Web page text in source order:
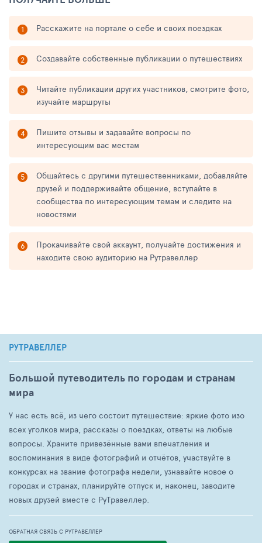
Расскажите на портале о себе и своих поездках
Создавайте собственные публикации о путешествиях
Читайте публикации других участников, смотрите фото,
изучайте маршруты
Пишите отзывы и задавайте вопросы по
интересующим вас местам
Общайтесь с другими путешественниками, добавляйте
друзей и поддерживайте общение, вступайте в
сообщества по интересующим темам и следите на
новостями
Прокачивайте свой аккаунт, получайте достижения и
находите свою аудиторию на Рутравеллер
РУТРАВЕЛЛЕР
Большой путеводитель по городам и странам
мира
У нас есть всё, из чего состоит путешествие: яркие фото изо
всех уголков мира, рассказы о поездках, ответы на любые
вопросы. Храните привезённые вами впечатления и
воспоминания в виде фотографий и отчётов, участвуйте в
конкурсах на звание фотографа недели, узнавайте новое о
городах и странах, планируйте отпуск и, наконец, заводите
новых друзей вместе с РуТравеллер.
ОБРАТНАЯ СВЯЗЬ С РУТРАВЕЛЛЕР